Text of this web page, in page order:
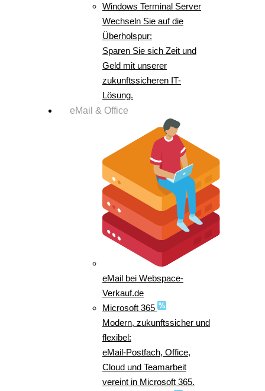
Windows Terminal Server
Wechseln Sie auf die
Überholspur:
Sparen Sie sich Zeit und
Geld mit unserer
zukunftssicheren IT-
Lösung.
eMail & Office
eMail bei Webspace-
Verkauf.de
Microsoft 365
Modern, zukunftssicher und
flexibel:
eMail-Postfach, Office,
Cloud und Teamarbeit
vereint in Microsoft 365.